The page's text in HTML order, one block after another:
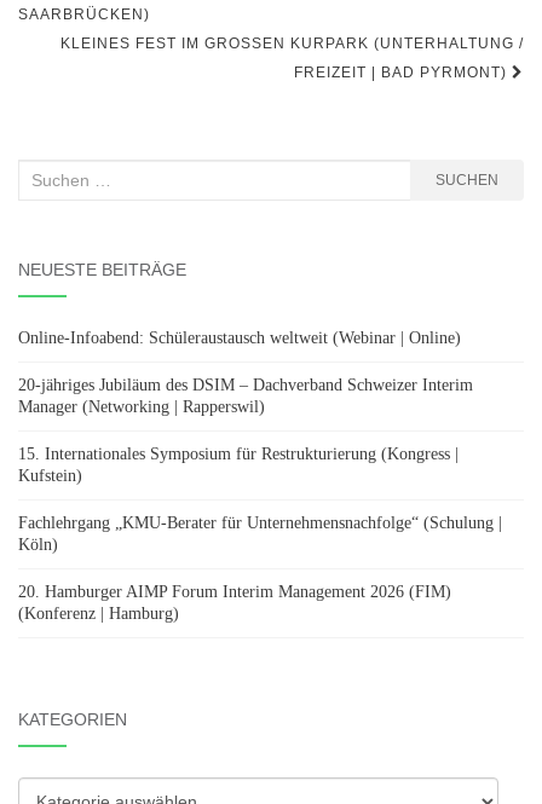
SAARBRÜCKEN)
KLEINES FEST IM GROSSEN KURPARK (UNTERHALTUNG / F
REIZEIT | BAD PYRMONT)
Suchen
SUCHEN
NEUESTE BEITRÄGE
Online-Infoabend: Schüleraustausch weltweit (Webinar | Online)
20-jähriges Jubiläum des DSIM – Dachverband Schweizer Interim
Manager (Networking | Rapperswil)
15. Internationales Symposium für Restrukturierung (Kongress |
Kufstein)
Fachlehrgang „KMU-Berater für Unternehmensnachfolge“ (Schulung |
Köln)
20. Hamburger AIMP Forum Interim Management 2026 (FIM)
(Konferenz | Hamburg)
KATEGORIEN
Kategorien